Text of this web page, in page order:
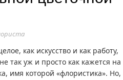
как искусство и как работу,
так уж и просто как кажется на
имя которой «флористика». Но,